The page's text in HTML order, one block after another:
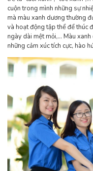
cuộn trong mình những sự
mà màu xanh dương thường
và hoạt động tập thể để thúc
ngày dài mệt mỏi,… Màu
những cảm xúc tích cực, hào